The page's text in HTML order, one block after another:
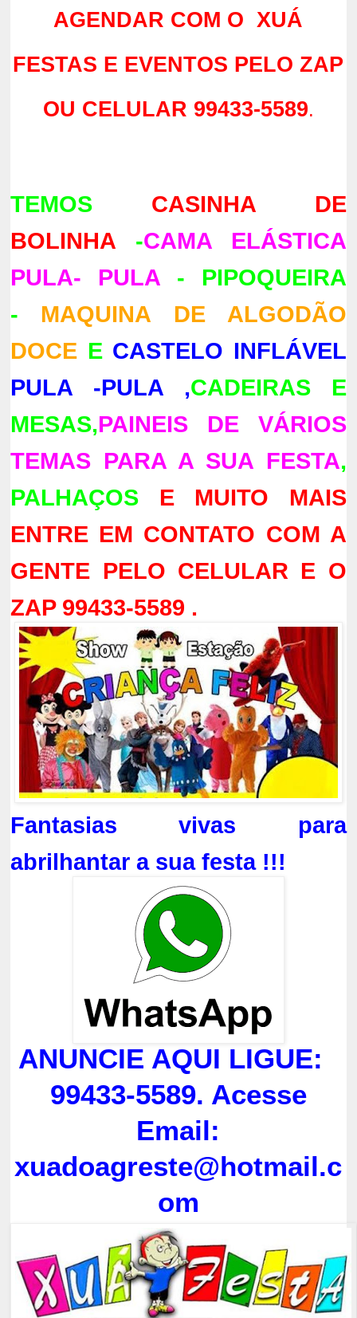
AGENDAR COM O XUÁ
FESTAS E EVENTOS PELO ZAP
OU CELULAR 99433-5589.
TEMOS CASINHA DE
BOLINHA -CAMA ELÁSTICA
PULA- PULA - PIPOQUEIRA
- MAQUINA DE ALGODÃO
DOCE E CASTELO INFLÁVEL
PULA -PULA ,CADEIRAS E
MESAS,PAINEIS DE VÁRIOS
TEMAS PARA A SUA FESTA,
PALHAÇOS E MUITO MAIS
ENTRE EM CONTATO COM A
GENTE PELO CELULAR E O
ZAP 99433-5589 .
Fantasias vivas para
abrilhantar a sua festa !!!
ANUNCIE AQUI LIGUE:
99433-5589. Acesse
Email:
xuadoagreste@hotmail.c
om